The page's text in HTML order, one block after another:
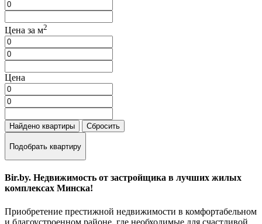
Цена за м2
Цена
Найдено квартиры Сбросить
Подобрать квартиру
Bir.by. Недвижимость от застройщика в лучших жилых
комплексах Минска!
Приобретение престижной недвижимости в комфортабельном
и благоустроенном районе, где необходимые для счастливой